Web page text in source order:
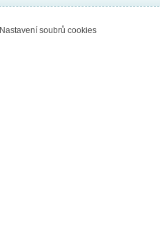
Nastavení soubrů cookies